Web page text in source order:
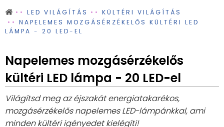
LED VILÁGÍTÁS
KÜLTÉRI VILÁGÍTÁS
NAPELEMES MOZGÁSÉRZÉKELŐS KÜLTÉRI LED
LÁMPA - 20 LED-EL
Napelemes mozgásérzékelős
kültéri LED lámpa - 20 LED-el
Világítsd meg az éjszakát energiatakarékos,
mozgásérzékelős napelemes LED-lámpánkkal, ami
minden kültéri igényedet kielégíti!